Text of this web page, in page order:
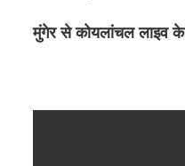
मुंगेर से कोयलांचल लाइव के